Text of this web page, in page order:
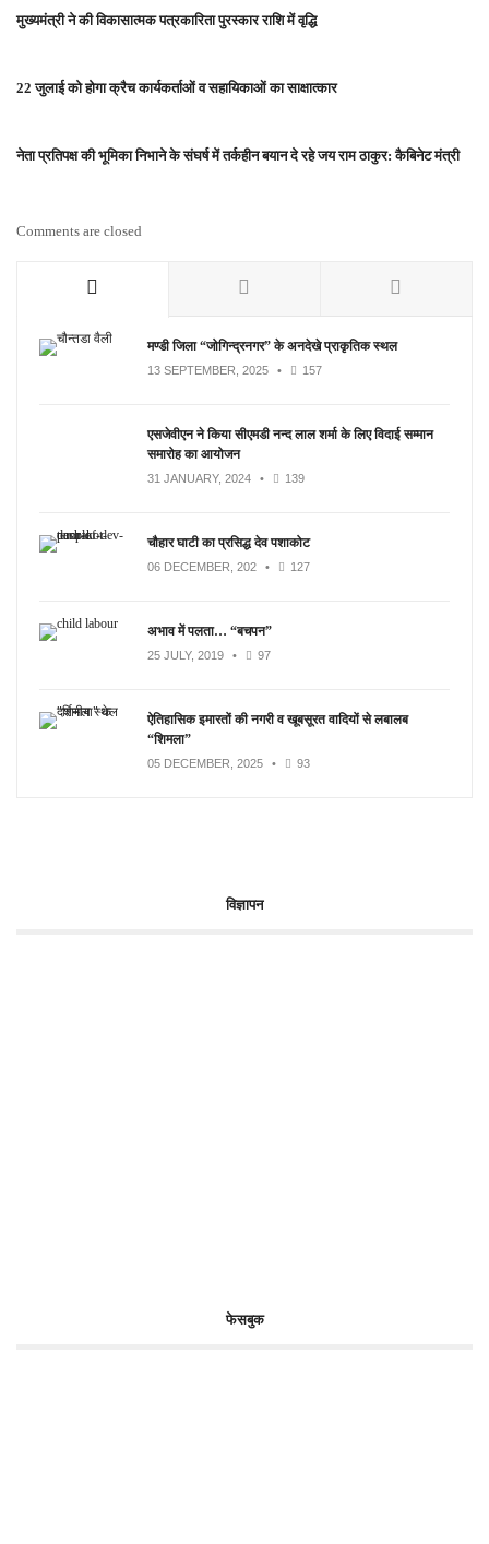
मुख्यमंत्री ने की विकासात्मक पत्रकारिता पुरस्कार राशि में वृद्धि
22 जुलाई को होगा क्रैच कार्यकर्ताओं व सहायिकाओं का साक्षात्कार
नेता प्रतिपक्ष की भूमिका निभाने के संघर्ष में तर्कहीन बयान दे रहे जय राम ठाकुर: कैबिनेट मंत्री
Comments are closed
मण्डी जिला “जोगिन्द्रनगर” के अनदेखे प्राकृतिक स्थल
13 SEPTEMBER, 2025 • 157
एसजेवीएन ने किया सीएमडी नन्‍द लाल शर्मा के लिए विदाई सम्मान
समारोह का आयोजन
31 JANUARY, 2024 • 139
चौहार घाटी का प्रसिद्ध देव पशाकोट
06 DECEMBER, 202 • 127
अभाव में पलता… “बचपन”
25 JULY, 2019 • 97
ऐतिहासिक इमारतों की नगरी व खूबसूरत वादियों से लबालब
“शिमला”
05 DECEMBER, 2025 • 93
विज्ञापन
फेसबुक